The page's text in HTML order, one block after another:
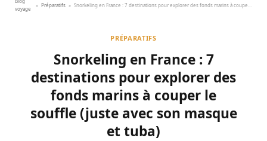
voyage
» Préparatifs »
PRÉPARATIFS
Snorkeling en France : 7
destinations pour explorer des
fonds marins à couper le
souffle (juste avec son masque
et tuba)